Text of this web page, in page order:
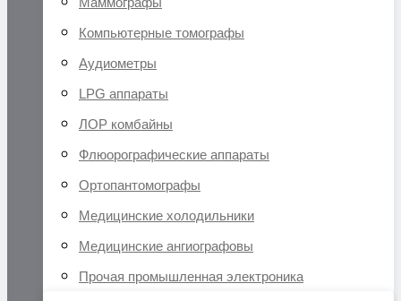
Компьютерные томографы
Аудиометры
LPG аппараты
ЛОР комбайны
Флюорографические аппараты
Ортопантомографы
Медицинские холодильники
Медицинские ангиографовы
Прочая промышленная электроника